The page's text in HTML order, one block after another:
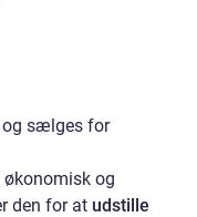
og sælges for
og
den for at udstille